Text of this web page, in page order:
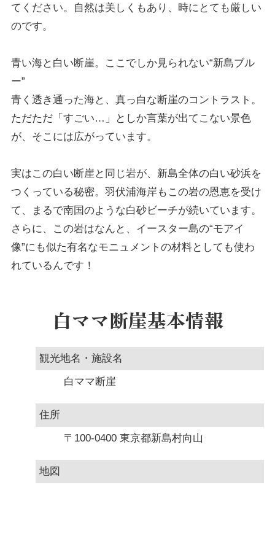
てください。自然は美しくもあり、時にとても厳しい
のです。
青い海と白い断崖。ここでしか見られない“新島ブル
ー”
青く透き通った海と、真っ白な断崖のコントラスト。
ただただ「すごい…」としか言葉が出てこない景色
が、そこには広がっています。
実はこの白い断崖と同じ岩が、新島全体の白い砂浜を
つくっている秘密。羽伏浦海岸もこの岩の恩恵を受け
て、まるで南国のような白砂ビーチが続いています。
さらに、この岩はなんと、イースター島の“モアイ
像”にも似た有名なモニュメントの材料としても使わ
れているんです！
白ママ断崖基本情報
観光地名・施設名
白ママ断崖
住所
〒100-0400 東京都新島村向山
地図